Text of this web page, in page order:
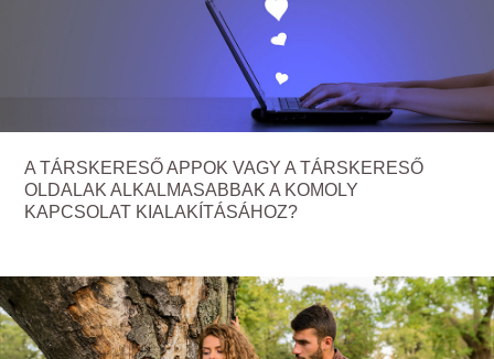
A TÁRSKERESŐ APPOK VAGY A TÁRSKERESŐ
OLDALAK ALKALMASABBAK A KOMOLY
KAPCSOLAT KIALAKÍTÁSÁHOZ?